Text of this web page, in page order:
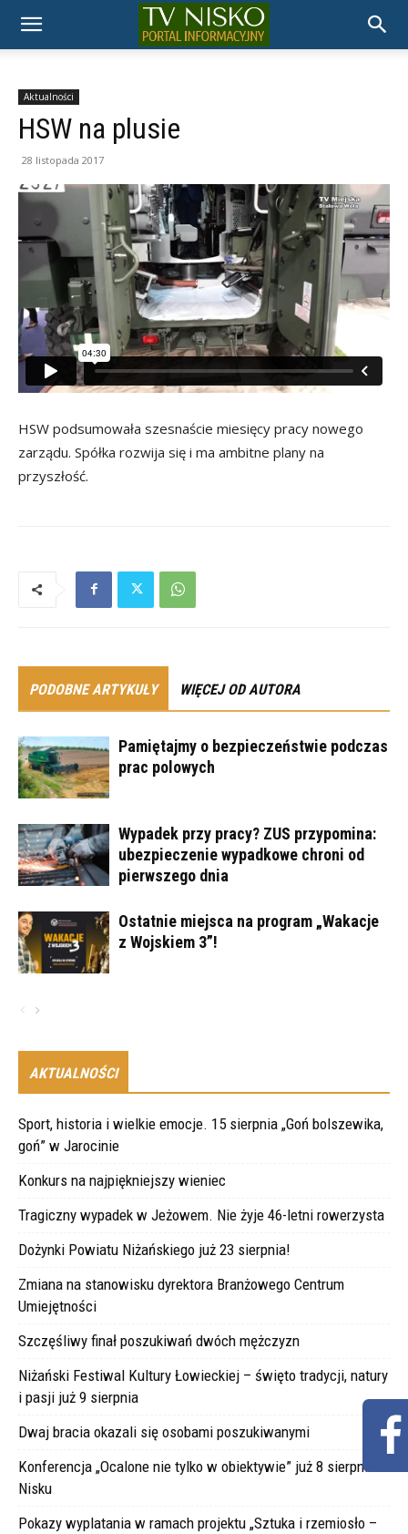
TELEWIZJA
NISKO
Aktualności
HSW na plusie
28 listopada 2017
HSW podsumowała szesnaście miesięcy pracy nowego
zarządu. Spółka rozwija się i ma ambitne plany na
przyszłość.
PODOBNE ARTYKUŁY WIĘCEJ OD AUTORA
Pamiętajmy o bezpieczeństwie podczas
prac polowych
Wypadek przy pracy? ZUS przypomina:
ubezpieczenie wypadkowe chroni od
pierwszego dnia
Ostatnie miejsca na program „Wakacje
z Wojskiem 3”!
AKTUALNOŚCI
Sport, historia i wielkie emocje. 15 sierpnia „Goń bolszewika,
goń” w Jarocinie
Konkurs na najpiękniejszy wieniec
Tragiczny wypadek w Jeżowem. Nie żyje 46-letni rowerzysta
Dożynki Powiatu Niżańskiego już 23 sierpnia!
Zmiana na stanowisku dyrektora Branżowego Centrum
Umiejętności
Szczęśliwy finał poszukiwań dwóch mężczyzn
Niżański Festiwal Kultury Łowieckiej – święto tradycji, natury
i pasji już 9 sierpnia
Dwaj bracia okazali się osobami poszukiwanymi
Konferencja „Ocalone nie tylko w obiektywie” już 8 sierpnia w
Nisku
Pokazy wyplatania w ramach projektu „Sztuka i rzemiosło –